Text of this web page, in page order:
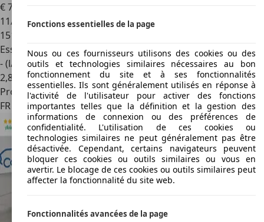
€ 7 990
11/2013
151 532 km
Essence
- (l/100 km)
2,8
Professionnel
FR 75002Paris
Fonctions essentielles de la page
Nous ou ces fournisseurs utilisons des cookies ou des
outils et technologies similaires nécessaires au bon
fonctionnement du site et à ses fonctionnalités
essentielles. Ils sont généralement utilisés en réponse à
l'activité de l'utilisateur pour activer des fonctions
importantes telles que la définition et la gestion des
informations de connexion ou des préférences de
confidentialité. L'utilisation de ces cookies ou
technologies similaires ne peut généralement pas être
désactivée. Cependant, certains navigateurs peuvent
bloquer ces cookies ou outils similaires ou vous en
avertir. Le blocage de ces cookies ou outils similaires peut
affecter la fonctionnalité du site web.
Fonctionnalités avancées de la page